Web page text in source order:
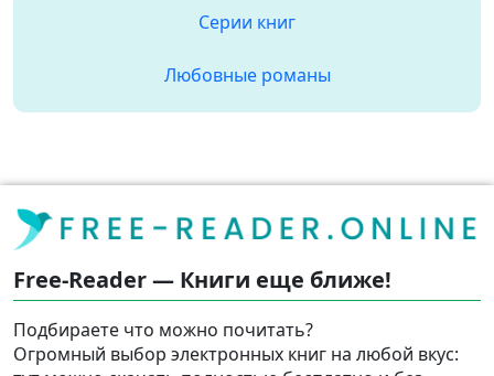
Серии книг
Любовные романы
Free-Reader — Книги еще ближе!
Подбираете что можно почитать?
Огромный выбор электронных книг на любой вкус: